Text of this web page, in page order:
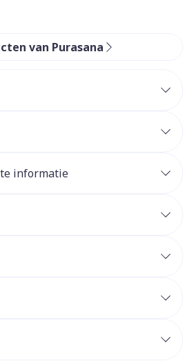
van Purasana
informatie